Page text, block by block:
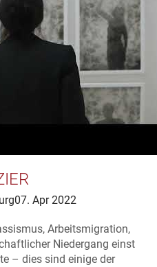
07. Apr 2022
Arbeitsmigration,
Niedergang einst
– dies sind einige der